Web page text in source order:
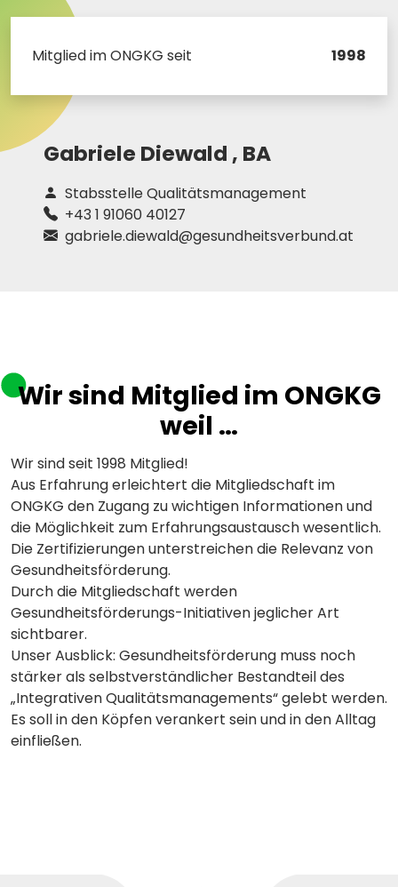
Mitglied im ONGKG seit 1998
Gabriele Diewald , BA
Stabsstelle Qualitätsmanagement
+43 1 91060 40127
gabriele.diewald@gesundheitsverbund.at
Wir sind Mitglied im ONGKG
weil …
Wir sind seit 1998 Mitglied!
Aus Erfahrung erleichtert die Mitgliedschaft im
ONGKG den Zugang zu wichtigen Informationen und
die Möglichkeit zum Erfahrungsaustausch wesentlich.
Die Zertifizierungen unterstreichen die Relevanz von
Gesundheitsförderung.
Durch die Mitgliedschaft werden
Gesundheitsförderungs-Initiativen jeglicher Art
sichtbarer.
Unser Ausblick: Gesundheitsförderung muss noch
stärker als selbstverständlicher Bestandteil des
„Integrativen Qualitätsmanagements“ gelebt werden.
Es soll in den Köpfen verankert sein und in den Alltag
einfließen.